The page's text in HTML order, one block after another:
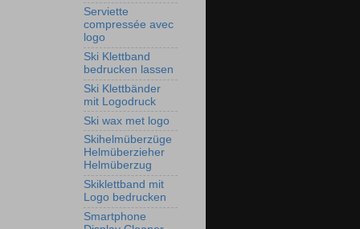
Serviette
compressée avec
logo
Ski Klettband
bedrucken lassen
Ski Klettbänder
mit Logodruck
Ski wax met logo
Skihelmüberzüge
Helmüberzieher
Helmüberzug
Skiklettband mit
Logo bedrucken
Smartphone